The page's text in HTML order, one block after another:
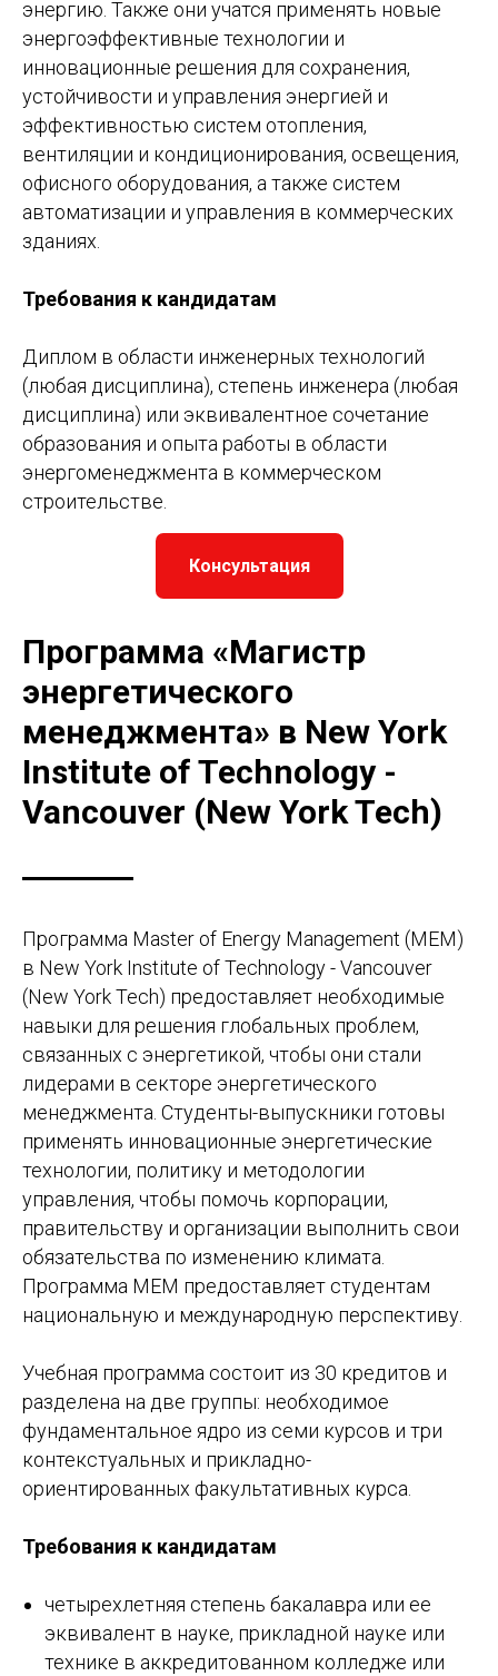
энергию. Также они учатся применять новые
энергоэффективные технологии и
инновационные решения для сохранения,
устойчивости и управления энергией и
эффективностью систем отопления,
вентиляции и кондиционирования, освещения,
офисного оборудования, а также систем
автоматизации и управления в коммерческих
зданиях.
Требования к кандидатам
Диплом в области инженерных технологий
(любая дисциплина), степень инженера (любая
дисциплина) или эквивалентное сочетание
образования и опыта работы в области
энергоменеджмента в коммерческом
строительстве.
Консультация
Программа «Магистр
энергетического
менеджмента» в New York
Institute of Technology -
Vancouver (New York Tech)
Программа Master of Energy Management (MEM)
в New York Institute of Technology - Vancouver
(New York Tech) предоставляет необходимые
навыки для решения глобальных проблем,
связанных с энергетикой, чтобы они стали
лидерами в секторе энергетического
менеджмента. Студенты-выпускники готовы
применять инновационные энергетические
технологии, политику и методологии
управления, чтобы помочь корпорации,
правительству и организации выполнить свои
обязательства по изменению климата.
Программа MEM предоставляет студентам
национальную и международную перспективу.
Учебная программа состоит из 30 кредитов и
разделена на две группы: необходимое
фундаментальное ядро из семи курсов и три
контекстуальных и прикладно-
ориентированных факультативных курса.
Требования к кандидатам
четырехлетняя степень бакалавра или ее
эквивалент в науке, прикладной науке или
технике в аккредитованном колледже или